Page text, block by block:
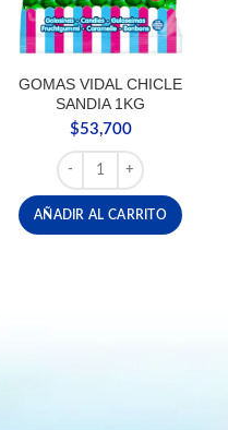
X 24 - 300 GRS cantidad
GOMAS VIDAL CHICLE
SANDIA 1KG
$53,700
GOMAS VIDAL CHICLE
AÑADIR AL CARRITO